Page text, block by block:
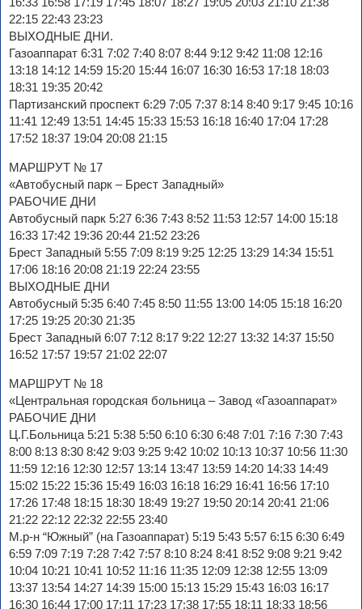
22:15 22:43 23:23
ВЫХОДНЫЕ ДНИ.
Газоаппарат 6:31 7:02 7:40 8:07 8:44 9:12 9:42 11:08 12:16
13:18 14:12 14:59 15:20 15:44 16:07 16:30 16:53 17:18 18:03
18:31 19:35 20:42
Партизанский проспект 6:29 7:05 7:37 8:14 8:40 9:17 9:45 10:16
11:41 12:49 13:51 14:45 15:33 15:53 16:18 16:40 17:04 17:28
17:52 18:37 19:04 20:08 21:15
МАРШРУТ № 17
«Автобусный парк – Брест Западный»
РАБОЧИЕ ДНИ
Автобусный парк 5:27 6:36 7:43 8:52 11:53 12:57 14:00 15:18
16:33 17:42 19:36 20:44 21:52 23:26
Брест Западный 5:55 7:09 8:19 9:25 12:25 13:29 14:34 15:51
17:06 18:16 20:08 21:19 22:24 23:55
ВЫХОДНЫЕ ДНИ
Автобусный 5:35 6:40 7:45 8:50 11:55 13:00 14:05 15:18 16:20
17:25 19:25 20:30 21:35
Брест Западный 6:07 7:12 8:17 9:22 12:27 13:32 14:37 15:50
16:52 17:57 19:57 21:02 22:07
МАРШРУТ № 18
«Центральная городская больница – Завод «Газоаппарат»
РАБОЧИЕ ДНИ
Ц.Г.Больница 5:21 5:38 5:50 6:10 6:30 6:48 7:01 7:16 7:30 7:43
8:00 8:13 8:30 8:42 9:03 9:25 9:42 10:02 10:13 10:37 10:56 11:30
11:59 12:16 12:30 12:57 13:14 13:47 13:59 14:20 14:33 14:49
15:02 15:22 15:36 15:49 16:03 16:18 16:29 16:41 16:56 17:10
17:26 17:48 18:15 18:30 18:49 19:27 19:50 20:14 20:41 21:06
21:22 22:12 22:32 22:55 23:40
М.р-н “Южный” (на Газоаппарат) 5:19 5:43 5:57 6:15 6:30 6:49
6:59 7:09 7:19 7:28 7:42 7:57 8:10 8:24 8:41 8:52 9:08 9:21 9:42
10:04 10:21 10:41 10:52 11:16 11:35 12:09 12:38 12:55 13:09
13:37 13:54 14:27 14:39 15:00 15:13 15:29 15:43 16:03 16:17
16:30 16:44 17:00 17:11 17:23 17:38 17:55 18:11 18:33 18:56